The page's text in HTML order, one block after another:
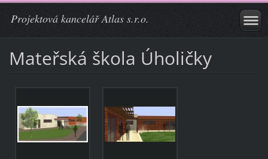
Projektová kancelář Atlas s.r.o.
Mateřská škola Úholičky